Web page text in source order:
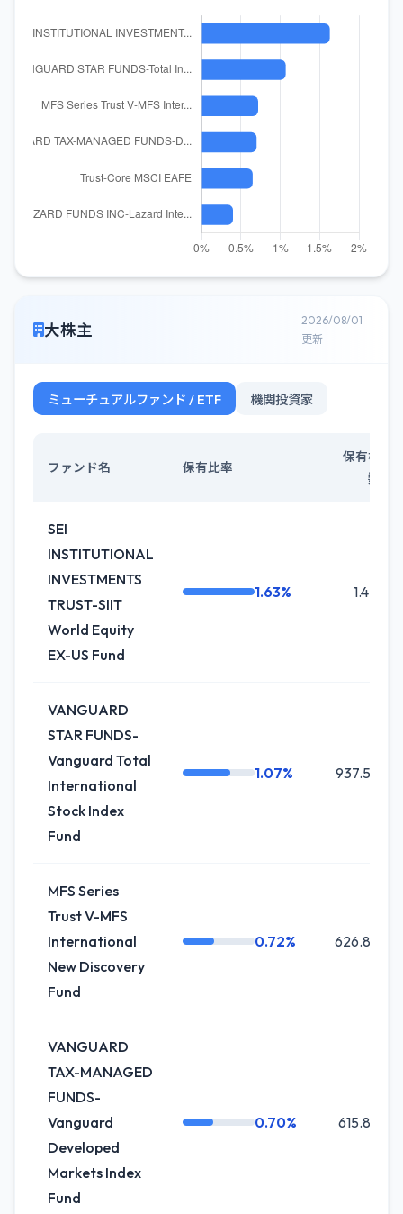
大株主
2026/08/01
更新
ミューチュアルファンド / ETF 機関投資家
ファンド名 保有比率
保有株
数
SEI
INSTITUTIONAL
INVESTMENTS
TRUST-SIIT
World Equity
EX-US Fund
1.63% 1.4M
VANGUARD
STAR FUNDS-
Vanguard Total
International
Stock Index
Fund
1.07% 937.5K
MFS Series
Trust V-MFS
International
New Discovery
Fund
0.72% 626.8K
VANGUARD
TAX-MANAGED
FUNDS-
Vanguard
Developed
Markets Index
Fund
0.70% 615.8K